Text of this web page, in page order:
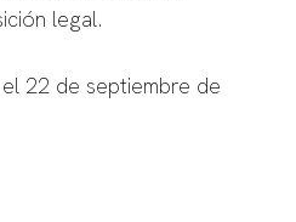
legal.
22 de septiembre de